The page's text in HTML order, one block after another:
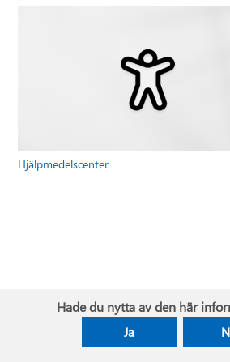
Hjälpmedelscenter
Hade du nytta av den här
Ja